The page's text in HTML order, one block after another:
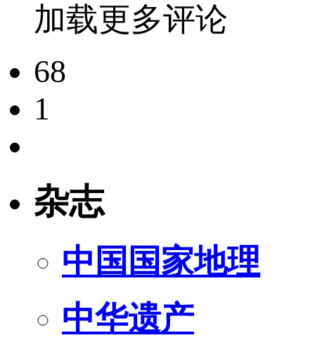
加载更多评论
68
1
杂志
中国国家地理
中华遗产